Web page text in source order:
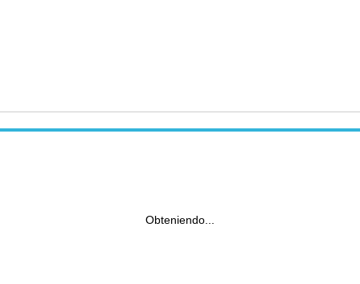
Obteniendo...